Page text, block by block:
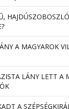
A MAGYAROK
LÁNY LETT A
A